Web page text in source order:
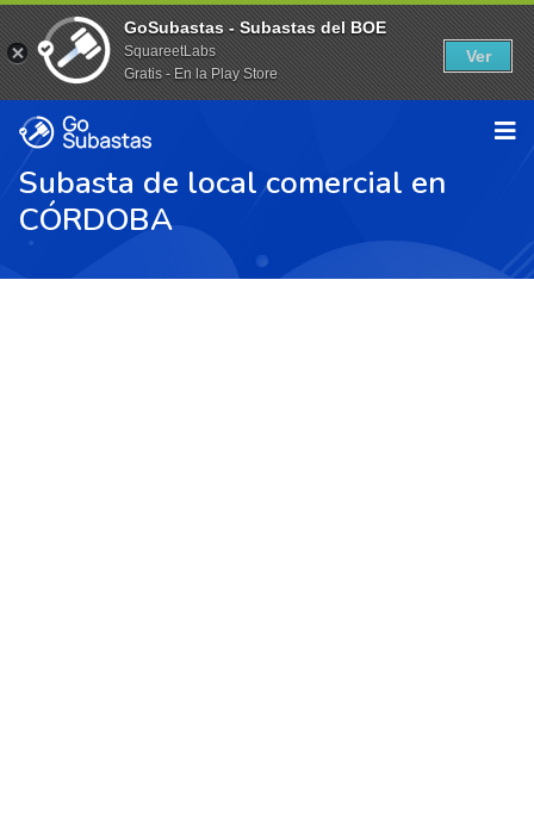
Subasta de local comercial en
CÓRDOBA
GoSubastas - Subastas del BOE
SquareetLabs
Gratis - En la Play Store
Ver